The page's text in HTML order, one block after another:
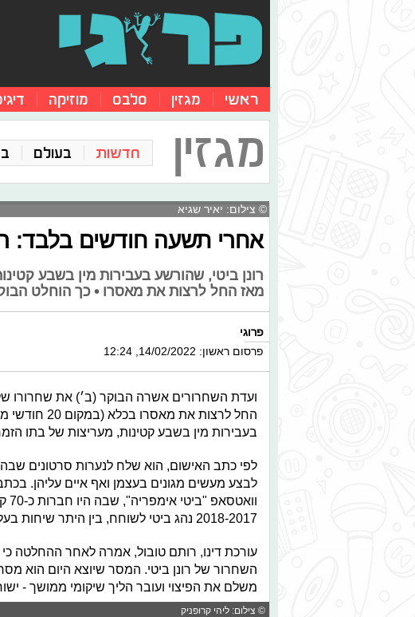
ראשי מגזין סלבס מוזיקה
מגזין חדשות בעולם
© צילום: יאיר שגיא
אחרי תשעה חודשים בלבד:
רונן ביטי, שהורשע בעבירות מין בשבע
מאז החל לרצות את מאסרו • כך הוחלט
פרוגי
פרסום ראשון: 14/02/2022, 12:24
ועדת השחרורים אשרה הבוקר (ב׳) את שחרורו של
החל לרצות
בעבירות מין בשבע קטינות, מעריצות של בתו
לפי כתב האישום, הוא שלח לנערות סרטונים
2018-2017 נהג ביטי לשוחח, בין היתר שיחות בעלות תוכן מיני, עם תשע חברות בקבוצה.
עורכת דינו, רותם טובול, אמרה לאחר ההחלטה
השחרור של רונן ביטי. המסר שיוצא היום הוא
משלם את הפיצוי ועובר הליך שיקומי ממושך -
© צילום: ליהי קרופניק